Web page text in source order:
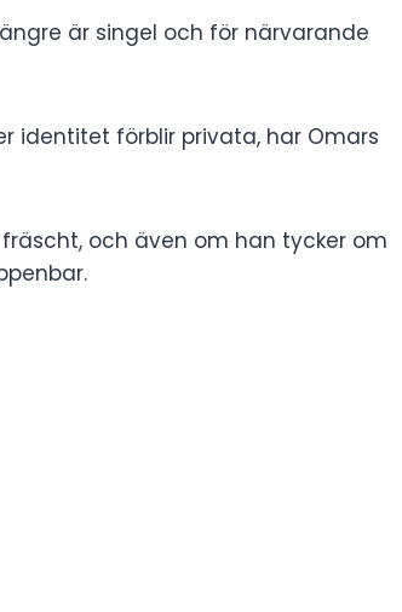
är singel och för närvarande
identitet förblir privata, har Omars
och även om han tycker om